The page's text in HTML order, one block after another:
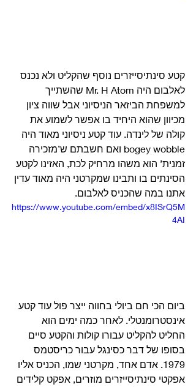
קטע סינתיסייזרים נוסף שהקליט ולא נכנס
לאלבום היה Mr. H Atom שהשתייך
למשפחת הביזאר הניסיוני אבל שווה ציון
מכיוון שהוא היחיד בו אפשר לשמוע את
קולה של לינדה. עוד קטע ניסיוני מאוד היה
bogey wobble ואם חשבתם ש’מזכירה
זמנית’ הוא משהו מרחיק לכת, האזינו לקטע
הסינתים בו ותבינו שמקרטני היה מאוד עדין
אתנו במה שהכניס לאלבום.
https://www.youtube.com/embed/x8ISrQ5M
4AI
ביום הכי חם ביולי בחווה ייצר פול עוד קטע
אינסטרומנטלי. לאחר כמה ימים הוא
החליט להקליט עבורו קולות והקטע סיים
בסופו של דבר כסינגל עבור כריסטמס
1979. אדם אחד, מקרטני שמו, הכניס אליו
אפקטי סינתיסייזרים מוזרים, אפקט קלידים